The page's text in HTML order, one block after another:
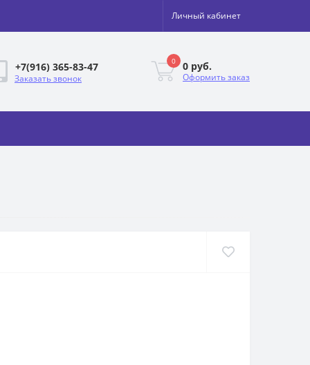
Личный кабинет
+7(916) 365-83-47
Заказать звонок
0 0 руб.
Оформить заказ